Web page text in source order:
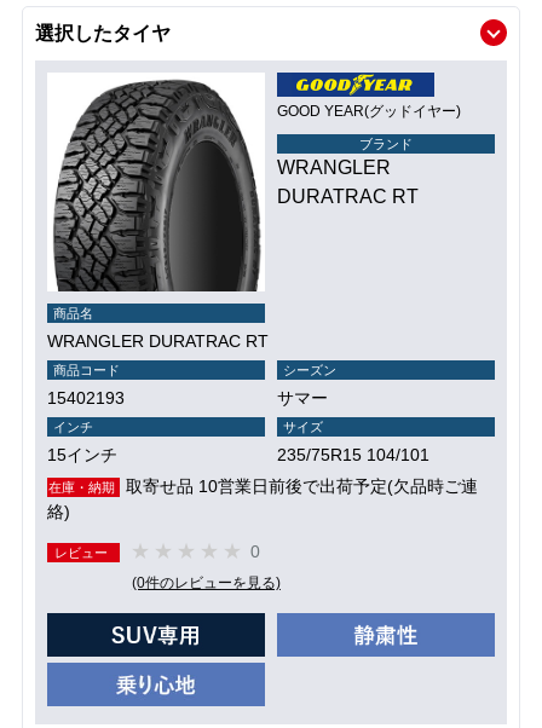
選択したタイヤ
GOOD YEAR(グッドイヤー)
ブランド
WRANGLER
DURATRAC RT
商品名
WRANGLER DURATRAC RT
商品コード
15402193
シーズン
サマー
インチ
15インチ
サイズ
235/75R15 104/101
在庫・納期
取寄せ品 10営業日前後で出荷予定(欠品時ご連
絡)
レビュー 0
(0件のレビューを見る)